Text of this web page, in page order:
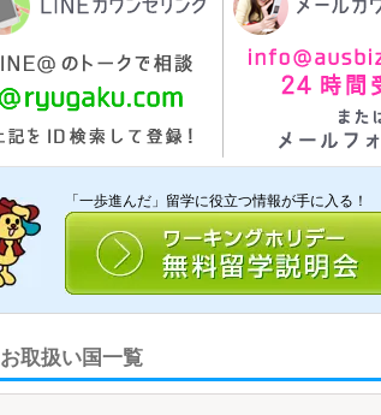
「一歩進んだ」留学に役立つ情報が手に入る！
お取扱い国一覧